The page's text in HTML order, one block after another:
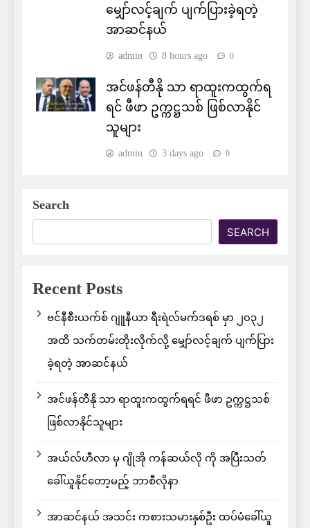
မျှော်လင့်ချက် ပျက်ပြားခဲ့ရတဲ့
အာဆင်နယ်
admin 8 hours ago 0
အင်ဖန်တီနို သာ ရာထူးကထွက်ရ
ရင် ဖီဖာ ဥက္ကဋ္ဌသစ် ဖြစ်လာနိုင်
သူများ
admin 3 days ago 0
Search
SEARCH
Recent Posts
ဗင်နီစီးယက်စ် ဂျူနီယာ ရီးရဲလ်မက်ဒရစ် မှာ ၂၀၃၂
အထိ သက်တမ်းတိုးလိုက်လို့ မျှော်လင့်ချက် ပျက်ပြား
ခဲ့ရတဲ့ အာဆင်နယ်
အင်ဖန်တီနို သာ ရာထူးကထွက်ရရင် ဖီဖာ ဥက္ကဋ္ဌသစ်
ဖြစ်လာနိုင်သူများ
အယ်လ်ဟီလာ မှ ဂျိုအို ကန်ဆယ်လို ကို အပြီးသတ်
ခေါ်ယူနိုင်တော့မည့် ဘာစီလိုနာ
အာဆင်နယ် အသင်း ကစားသမားနှစ်ဦး ထပ်မံခေါ်ယူ